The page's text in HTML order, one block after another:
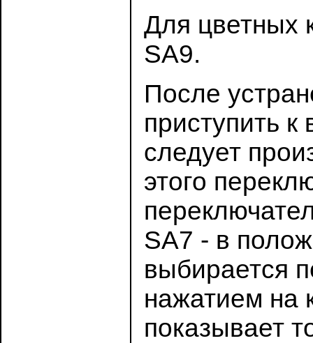
Для цветных
SA9.
После
приступить
следует
этого
SA7 - в
выбирается
нажатием на
показывает